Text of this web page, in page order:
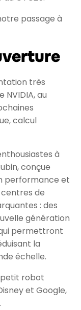
passage à
très
NVIDIA, au
calcul
à
conçue
performance et
de
: des
génération
permettront
la
échelle.
petit robot
et Google,